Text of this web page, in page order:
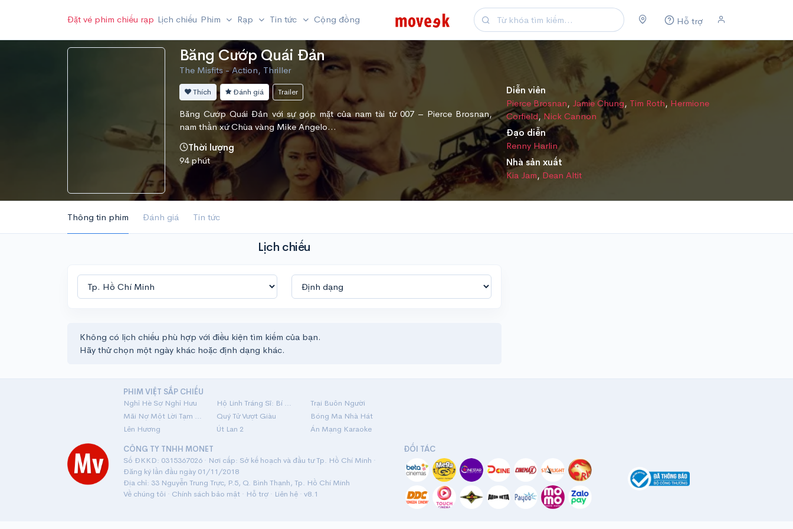
Hỗ trợ
Đặt vé phim chiếu rạp Lịch chiếu Phim Rạp Tin tức Cộng đồng
Băng Cướp Quái Đản
The Misfits - Action, Thriller
Thích Đánh giá Trailer
Băng Cướp Quái Đản với sự góp mặt của nam tài tử 007 – Pierce Brosnan,
nam thần xứ Chùa vàng Mike Angelo…
Thời lượng
94 phút
Diễn viên
Pierce Brosnan, Jamie Chung, Tim Roth, Hermione
Corfield, Nick Cannon
Đạo diễn
Renny Harlin
Nhà sản xuất
Kia Jam, Dean Altit
Thông tin phim Đánh giá Tin tức
Lịch chiếu
Không có lịch chiếu phù hợp với điều kiện tìm kiếm của bạn.
Hãy thử chọn một ngày khác hoặc định dạng khác.
PHIM VIỆT SẮP CHIẾU
Nghỉ Hè Sợ Nghỉ Hưu
Hộ Linh Tráng Sĩ: Bí Ẩn Mộ Vua Đinh
Trại Buôn Người
Mãi Nợ Một Lời Tạm Biệt
Quý Tử Vượt Giàu
Bóng Ma Nhà Hát
Lên Hương
Út Lan 2
Án Mạng Karaoke
CÔNG TY TNHH MONET
Số ĐKKD: 0315367026 · Nơi cấp: Sở kế hoạch và đầu tư Tp. Hồ Chí Minh ·
Đăng ký lần đầu ngày 01/11/2018
Địa chỉ: 33 Nguyễn Trung Trực, P.5, Q. Bình Thạnh, Tp. Hồ Chí Minh
Về chúng tôi · Chính sách bảo mật· Hỗ trợ· Liên hệ· v8.1
ĐỐI TÁC